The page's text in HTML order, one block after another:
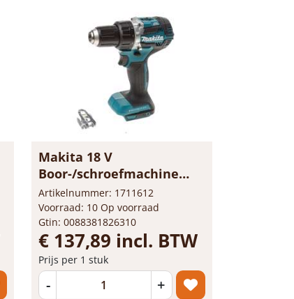
Makita 18 V
Boor-/schroefmachine
DDF484Z...
Artikelnummer: 1711612
Voorraad: 10 Op voorraad
Gtin: 0088381826310
€ 137,89 incl. BTW
Prijs per 1 stuk
- +